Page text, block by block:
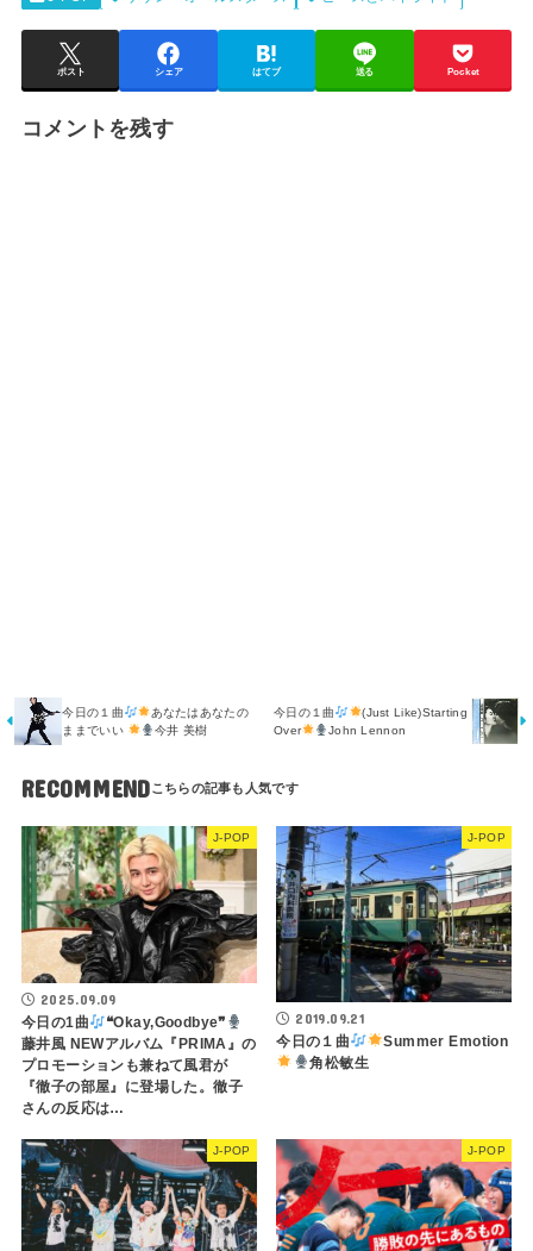
ポスト シェア はてブ 送る Pocket
コメントを残す
今日の１曲
あなたはあなたの
ままでいい
今井 美樹
今日の１曲
(Just Like)Starting
Over
John Lennon
RECOMMEND
J-POP
2025.09.09
今日の1曲
❝Okay,Goodbye❞
藤井風 NEWアルバム『PRIMA』の
プロモーションも兼ねて風君が
『徹子の部屋』に登場した。徹子
さんの反応は…
J-POP
2019.09.21
今日の１曲
Summer Emotion
角松敏生
J-POP J-POP